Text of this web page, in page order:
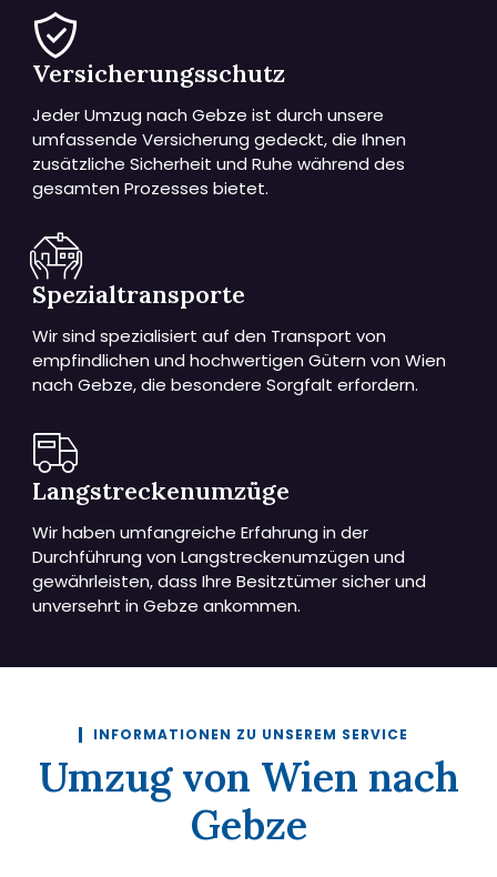
Versicherungsschutz
Jeder Umzug nach Gebze ist durch unsere
umfassende Versicherung gedeckt, die Ihnen
zusätzliche Sicherheit und Ruhe während des
gesamten Prozesses bietet.
Spezialtransporte
Wir sind spezialisiert auf den Transport von
empfindlichen und hochwertigen Gütern von Wien
nach Gebze, die besondere Sorgfalt erfordern.
Langstreckenumzüge
Wir haben umfangreiche Erfahrung in der
Durchführung von Langstreckenumzügen und
gewährleisten, dass Ihre Besitztümer sicher und
unversehrt in Gebze ankommen.
INFORMATIONEN ZU UNSEREM SERVICE
Umzug von Wien nach
Gebze